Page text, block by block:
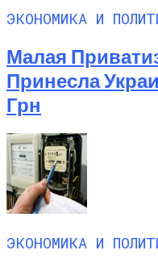
ЭКОНОМИКА И
Малая
Принесла
Грн
ЭКОНОМИКА И